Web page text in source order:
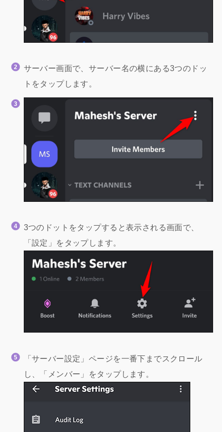
サーバー画面で、サーバー名の横にある3つのドッ
トをタップします。
3つのドットをタップすると表示される画面で、
「設定」をタップします。
「サーバー設定」ページを一番下までスクロール
し、「メンバー」をタップします。